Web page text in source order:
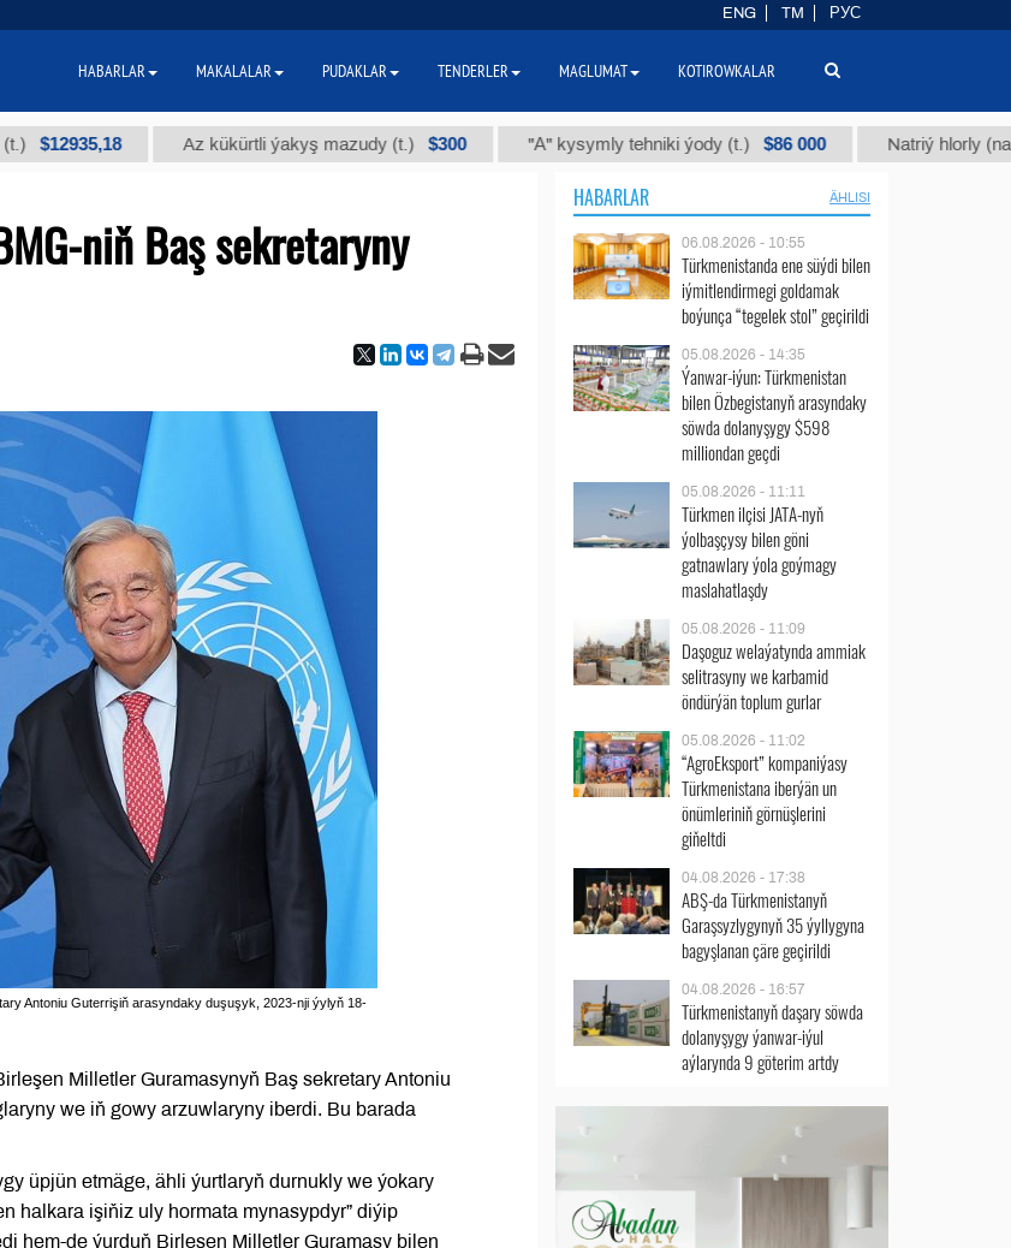
Az kükürtli ýakyş mazudy (t.) $300 "А" kysymly tehniki ýody (t.) $86 000 Natriý hlorly (nahar
niň Baş sekretaryny
Antoniu Guterrişiň arasyndaky duşuşyk, 2023-nji ýylyň 18-
Milletler Guramasynyň Baş sekretary Antoniu
we iň gowy arzuwlaryny iberdi. Bu barada
üpjün etmäge, ähli ýurtlaryň durnukly we ýokary
halkara işiňiz uly hormata mynasypdyr” diýip
hem-de ýurduň Birleşen Milletler Guramasy bilen
HABARLAR ÄHLISI
06.08.2026 - 10:55
Türkmenistanda ene süýdi bilen
iýmitlendirmegi goldamak
boýunça “tegelek stol” geçirildi
05.08.2026 - 14:35
Ýanwar-iýun: Türkmenistan
bilen Özbegistanyň arasyndaky
söwda dolanyşygy $598
milliondan geçdi
05.08.2026 - 11:11
Türkmen ilçisi JATA-nyň
ýolbaşçysy bilen göni
gatnawlary ýola goýmagy
maslahatlaşdy
05.08.2026 - 11:09
Daşoguz welaýatynda ammiak
selitrasyny we karbamid
öndürýän toplum gurlar
05.08.2026 - 11:02
“AgroEksport” kompaniýasy
Türkmenistana iberýän un
önümleriniň görnüşlerini
giňeltdi
04.08.2026 - 17:38
ABŞ-da Türkmenistanyň
Garaşsyzlygynyň 35 ýyllygyna
bagyşlanan çäre geçirildi
04.08.2026 - 16:57
Türkmenistanyň daşary söwda
dolanyşygy ýanwar-iýul
aýlarynda 9 göterim artdy
ENG TM РУС
HABARLAR MAKALALAR PUDAKLAR TENDERLER MAGLUMAT KOTIROWKALAR